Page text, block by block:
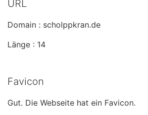
URL
Domain : scholppkran.de
Länge : 14
Favicon
Gut. Die Webseite hat ein Favicon.